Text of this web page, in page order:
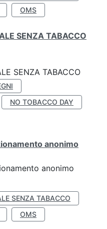
OMS
SENZA TABACCO
SENZA TABACCO
NO TOBACCO DAY
anonimo
anonimo
SENZA TABACCO
OMS